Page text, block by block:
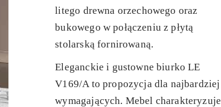
litego drewna orzechowego oraz
bukowego w połączeniu z płytą
stolarską fornirowaną.
Eleganckie i gustowne biurko LE
V169/A to propozycja dla najbardziej
wymagających. Mebel charakteryzuje